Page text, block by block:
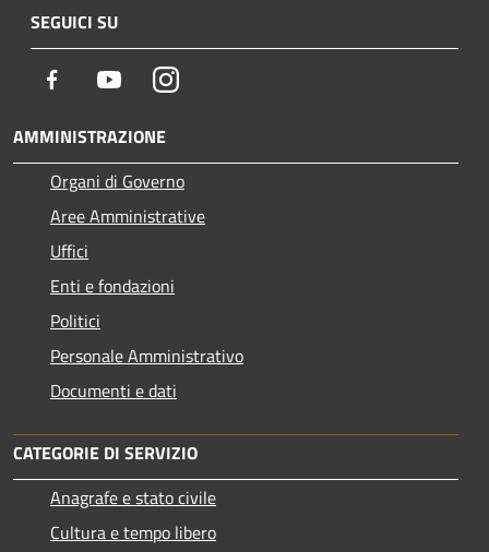
SEGUICI SU
Facebook YoutubeInstagram
AMMINISTRAZIONE
Organi di Governo
Aree Amministrative
Uffici
Enti e fondazioni
Politici
Personale Amministrativo
Documenti e dati
CATEGORIE DI SERVIZIO
Anagrafe e stato civile
Cultura e tempo libero